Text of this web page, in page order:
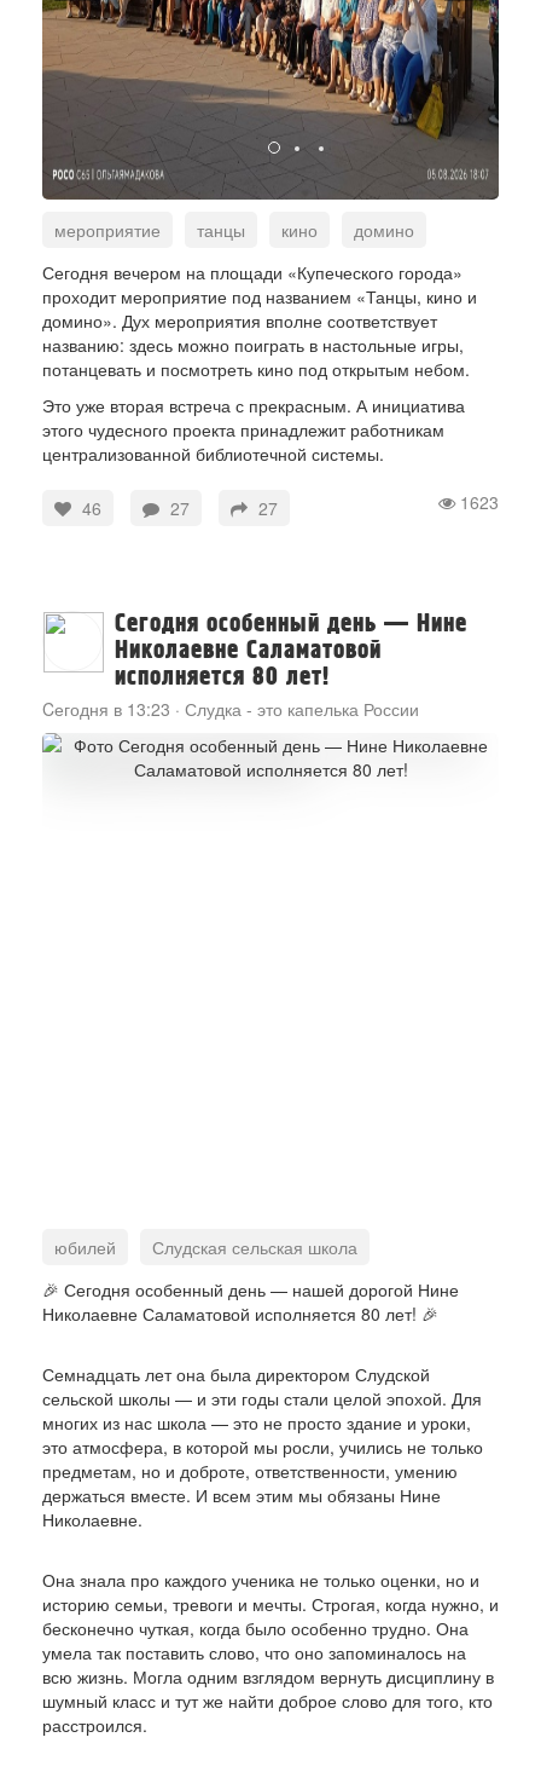
мероприятие танцы кино
домино
площадь Купеческого города
библиотечная система
Сегодня вечером на площади «Купеческого города»
проходит мероприятие под названием «Танцы, кино и
домино». Дух мероприятия вполне соответствует
названию: здесь можно поиграть в настольные игры,
потанцевать и посмотреть кино под открытым небом.
Это уже вторая встреча с прекрасным. А инициатива
этого чудесного проекта принадлежит работникам
централизованной библиотечной системы.
1623
46 27 27
Сегодня особенный день — Нине
Николаевне Саламатовой
исполняется 80 лет!
Cегодня в 13:23 · Слудка - это капелька России
юбилей
Слудская сельская школа
поздравления
выпускники
🎉 Сегодня особенный день — нашей дорогой Нине
Николаевне Саламатовой исполняется 80 лет! 🎉
Семнадцать лет она была директором Слудской
сельской школы — и эти годы стали целой эпохой. Для
многих из нас школа — это не просто здание и уроки,
это атмосфера, в которой мы росли, учились не только
предметам, но и доброте, ответственности, умению
держаться вместе. И всем этим мы обязаны Нине
Николаевне.
Она знала про каждого ученика не только оценки, но и
историю семьи, тревоги и мечты. Строгая, когда нужно, и
бесконечно чуткая, когда было особенно трудно. Она
умела так поставить слово, что оно запоминалось на
всю жизнь. Могла одним взглядом вернуть дисциплину в
шумный класс и тут же найти доброе слово для того, кто
расстроился.